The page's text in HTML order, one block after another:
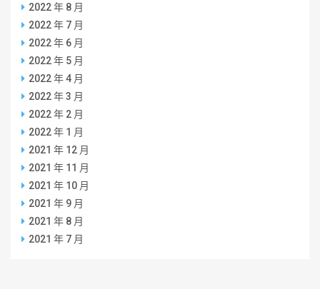
2022 年 8 月
2022 年 7 月
2022 年 6 月
2022 年 5 月
2022 年 4 月
2022 年 3 月
2022 年 2 月
2022 年 1 月
2021 年 12 月
2021 年 11 月
2021 年 10 月
2021 年 9 月
2021 年 8 月
2021 年 7 月